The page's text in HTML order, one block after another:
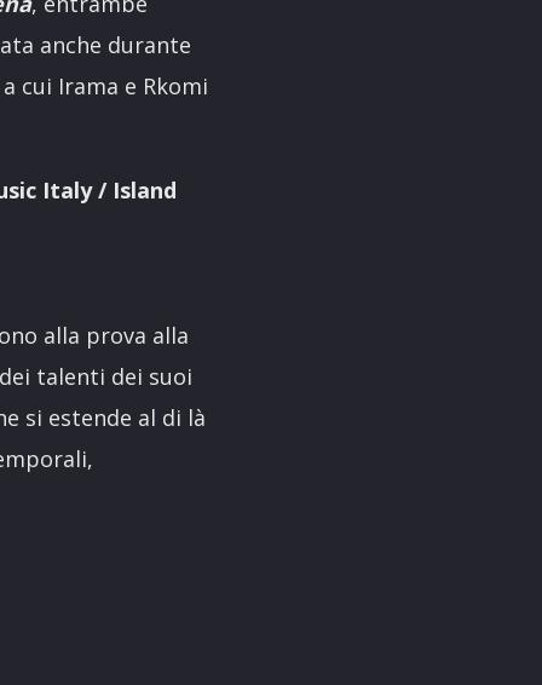
anche durante
cui Irama e Rkomi
Italy / Island
alla prova alla
talenti dei suoi
si estende al di là